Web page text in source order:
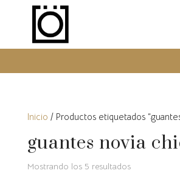
Inicio / Productos etiquetados
guantes novia
Mostrando los 5 resultadosOrdenado